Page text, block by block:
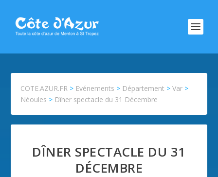
COTE.AZUR.FR > Evénements > Département >Var >
Néoules > Dîner spectacle du 31 Décembre
DÎNER SPECTACLE DU 31
DÉCEMBRE